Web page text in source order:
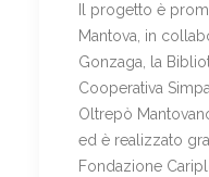
Il progetto è
Mantova, in
Gonzaga, la
Cooperativa
Oltrepò
ed è realizzato
Fondazione